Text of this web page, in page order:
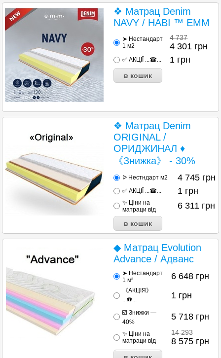
❖ Матрац Denim
NAVY / НАВІ ™ EMM
➤ Нестандарт
1 м2
4 737
4 301 грн
✅ АКЦІЇ ...☎... 1 грн
❖ Матрац Denim
ORIGINAL /
ОРИДЖИНАЛ ♦
《Знижка》 - 30%
ᐅ Нестндарт м2 4 745 грн
✅ АКЦІЇ ...☎... 1 грн
✨ Ціни на
матраци від
6 311 грн
◆ Матрац Evolution
Advance / Адванс
➤ Нестандарт
1 м²
6 648 грн
《АКЦІЯ》
...☎️...
1 грн
☑️ Знижки —
40%
5 718 грн
✨ Ціни на
матраци від
14 293
8 575 грн